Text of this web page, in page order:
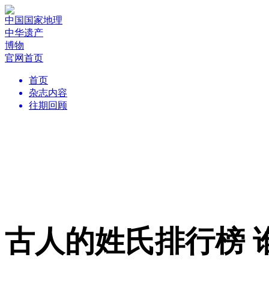
中国国家地理
中华遗产
博物
官网首页
首页
杂志内容
往期回顾
古人的姓氏排行榜